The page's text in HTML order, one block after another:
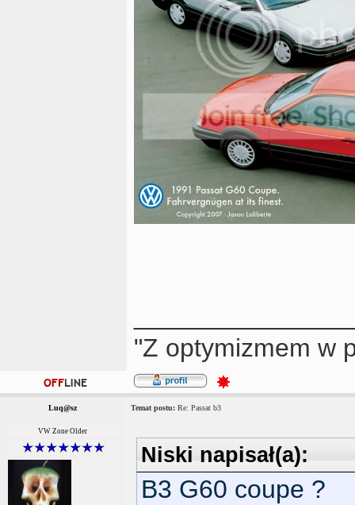
"Z optymizmem w
Luq@sz Temat postu: Re: Passat b3
VW Zone Older
Niski napisał(a):
B3 G60 coupe ?